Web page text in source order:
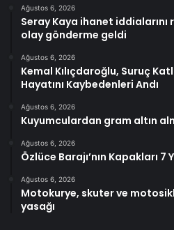
Ağustos 6, 2026
Seray Kaya ihanet iddialarını
olay gönderme geldi
Ağustos 6, 2026
Kemal Kılıçdaroğlu, Suruç
Hayatını Kaybedenleri Andı
Ağustos 6, 2026
Kuyumculardan gram altın
Ağustos 6, 2026
Özlüce Barajı’nın Kapakları 7
Ağustos 6, 2026
Motokurye, skuter ve
yasağı